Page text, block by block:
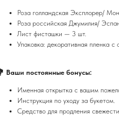
Роза голландская Эксплорер/
Роза российская Джумилия/
Лист фисташки — 3 шт.
Упаковка: декоративная пленка с
Ваши постоянные бонусы:
Именная открытка с вашим
Инструкция по уходу за букетом.
Средство для продления